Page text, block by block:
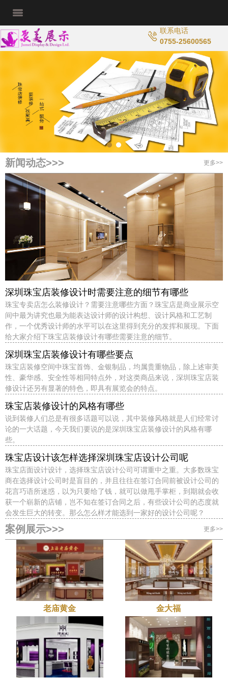
联系电话
0755-25600565
新闻动态>>> 更多>>
深圳珠宝店装修设计时需要注意的细节有哪些
珠宝专卖店怎么装修设计？需要注意哪些方面？珠宝店是商业展示空
间中最为讲究也最为能表达设计师的设计构想、设计风格和工艺制
作，一个优秀设计师的水平可以在这里得到充分的发挥和展现。下面
给大家介绍下珠宝店装修设计有哪些需要注意的细节。
深圳珠宝店装修设计有哪些要点
珠宝店装修空间中珠宝首饰、金银制品，均属贵重物品，除上述审美
性、豪华感、安全性等相同特点外，对这类商品来说，深圳珠宝店装
修设计还另有显著的特色，即具有展览会的特点。
珠宝店装修设计的风格有哪些
说到装修人们总是有很多话题可以说，其中装修风格就是人们经常讨
论的一大话题，今天我们要说的是深圳珠宝店装修设计的风格有哪
些。
珠宝店设计该怎样选择深圳珠宝店设计公司呢
珠宝店面设计设计，选择珠宝店设计公司可谓重中之重。大多数珠宝
商在选择设计公司时是盲目的，并且往往在签订合同前被设计公司的
花言巧语所迷惑，以为只要给了钱，就可以做甩手掌柜，到期就会收
获一个崭新的店铺，岂不知在签订合同之后，有些设计公司的态度就
会发生巨大的转变。那么怎么样才能选到一家好的设计公司呢？
案例展示>>> 更多>>
老庙黄金 金大福